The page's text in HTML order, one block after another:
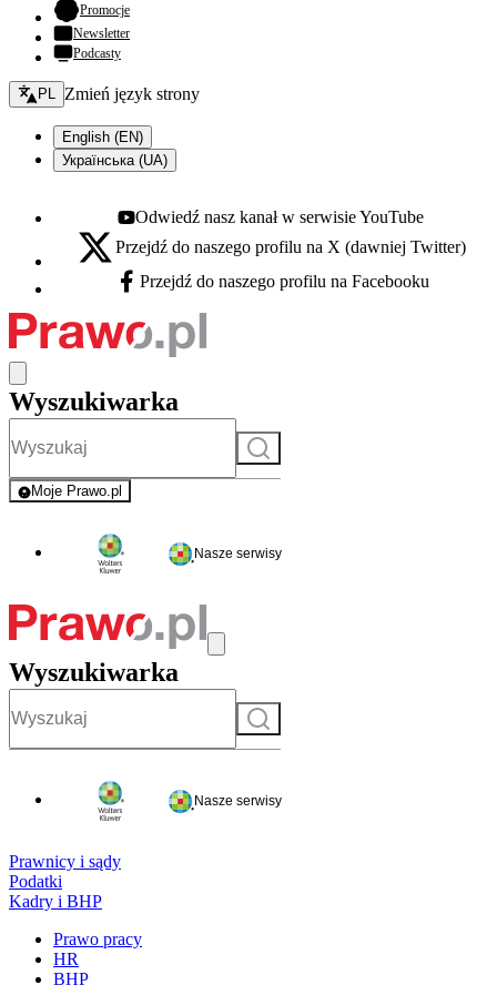
Promocje- otwiera się w nowej karcie
Newsletter
Podcasty
Zmień język - bieżący:
PL Zmień język strony
English (EN)
Українська (UA)
Youtube - otwiera się w nowej karcie
Odwiedź nasz kanał w serwisie YouTube
X - otwiera się w nowej karcie
Przejdź do naszego profilu na X (dawniej Twitter)
Facebook - otwiera się w nowej karcie
Przejdź do naszego profilu na Facebooku
Wyszukiwarka
Szukaj
Moje Prawo.pl
- rejestracja i logowanie do serwisu
Nasze serwisy
Wyszukiwarka
Szukaj
Nasze serwisy
Prawnicy i sądy
Podatki
Kadry i BHP
Prawo pracy
HR
BHP